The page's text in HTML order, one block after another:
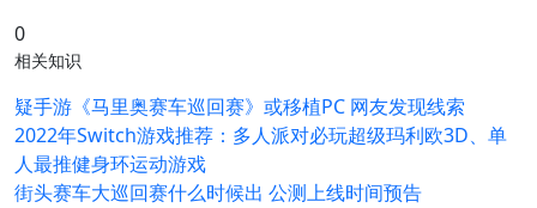
0
相关知识
疑手游《马里奥赛车巡回赛》或移植PC 网友发现线索
2022年Switch游戏推荐：多人派对必玩超级玛利欧3D、单
人最推健身环运动游戏
街头赛车大巡回赛什么时候出 公测上线时间预告